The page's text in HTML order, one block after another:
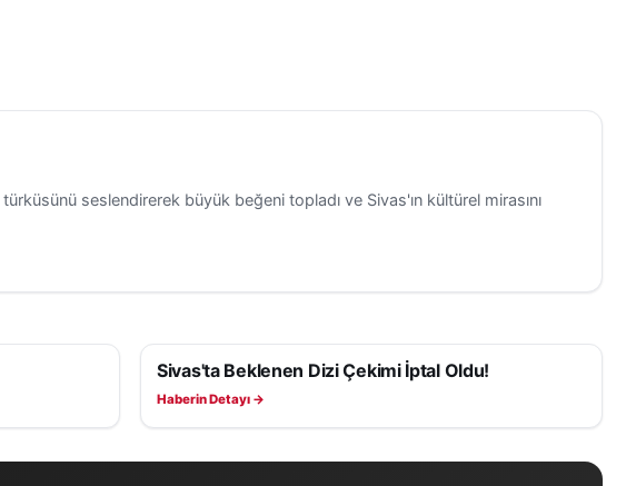
seslendirerek büyük beğeni topladı ve Sivas'ın kültürel mirasını
KÜLTÜR, SANAT VE TARIH
Sivas'ta Beklenen Dizi Çekimi İptal Oldu!
Haberin Detayı →